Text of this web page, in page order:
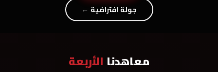
جولة افتراضية ←
معاهدنا الأربعة